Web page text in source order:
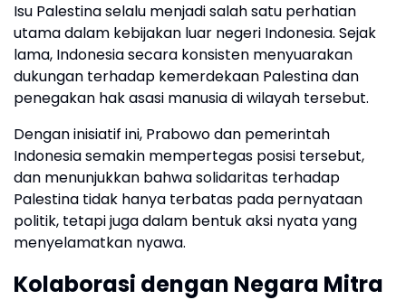
Isu Palestina selalu menjadi salah satu perhatian
utama dalam kebijakan luar negeri Indonesia. Sejak
lama, Indonesia secara konsisten menyuarakan
dukungan terhadap kemerdekaan Palestina dan
penegakan hak asasi manusia di wilayah tersebut.
Dengan inisiatif ini, Prabowo dan pemerintah
Indonesia semakin mempertegas posisi tersebut,
dan menunjukkan bahwa solidaritas terhadap
Palestina tidak hanya terbatas pada pernyataan
politik, tetapi juga dalam bentuk aksi nyata yang
menyelamatkan nyawa.
Kolaborasi dengan Negara Mitra